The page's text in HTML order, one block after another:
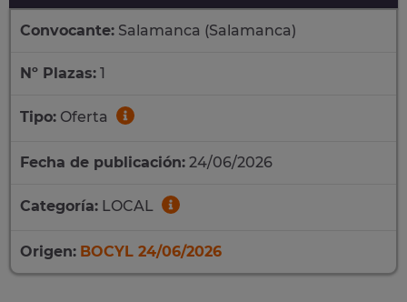
Convocante: Salamanca (Salamanca)
Nº Plazas: 1
Tipo: Oferta
Fecha de publicación: 24/06/2026
Categoría: LOCAL
Origen: BOCYL 24/06/2026